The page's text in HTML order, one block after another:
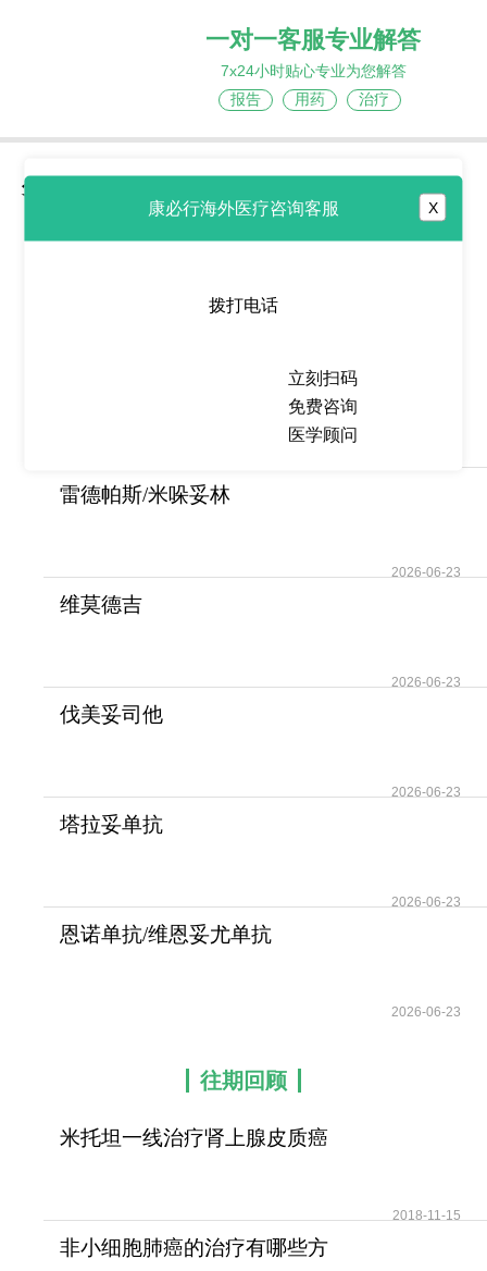
一对一客服专业解答
7x24小时贴心专业为您解答
报告
用药 治疗
分享到
瑞维美尼(Revuforj/revumenib)
雷德帕斯/米哚妥林
2026-06-23
维莫德吉
2026-06-23
伐美妥司他
2026-06-23
塔拉妥单抗
2026-06-23
恩诺单抗/维恩妥尤单抗
2026-06-23
往期回顾
米托坦一线治疗肾上腺皮质癌
2018-11-15
非小细胞肺癌的治疗有哪些方
康必行海外医疗咨询客服 X
拨打电话
立刻扫码
免费咨询
医学顾问